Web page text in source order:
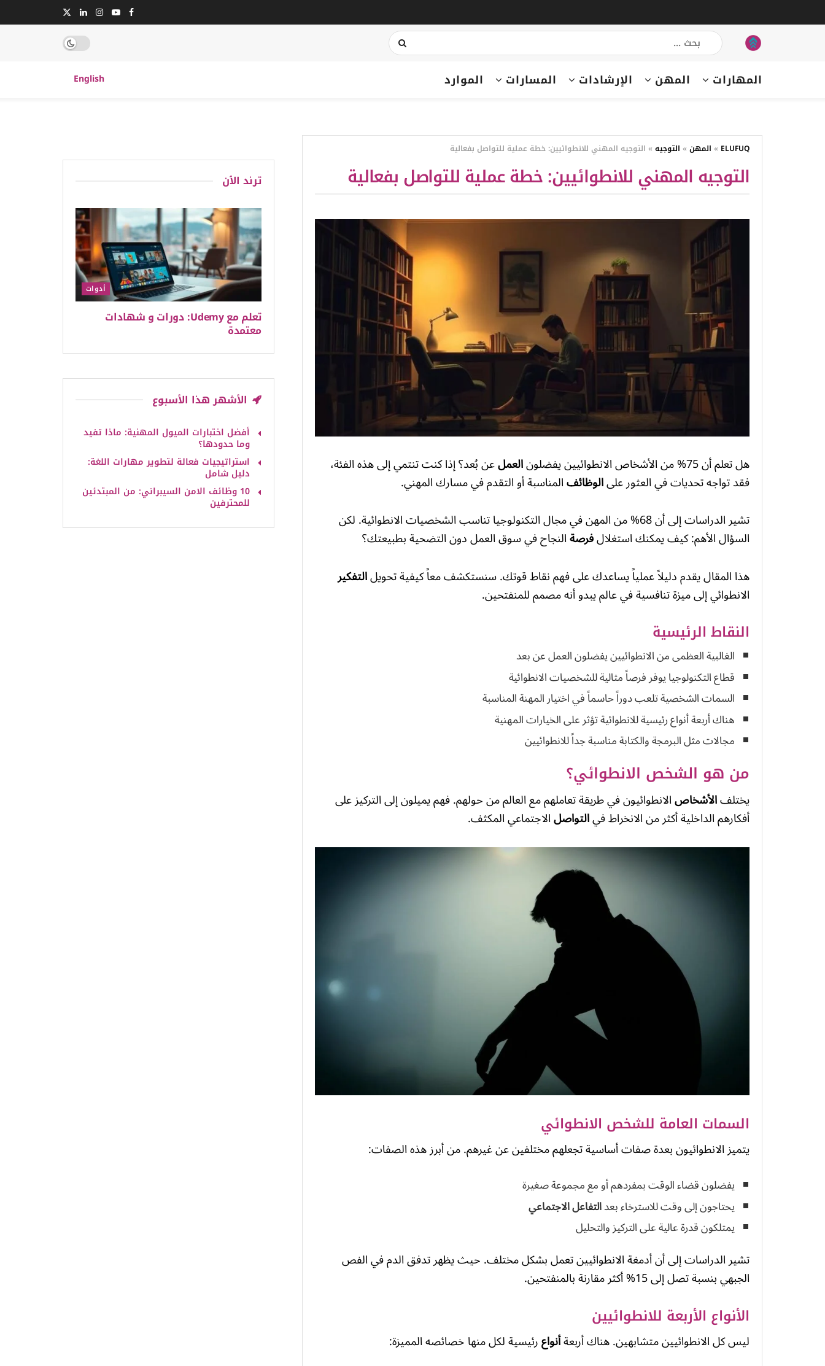
المهارات المهن الإرشادات المسارات الموارد English
ELUFUQ
» المهن » التوجيه » التوجيه المهني للانطوائيين: خطة عملية للتواصل بفعالية
التوجيه المهني للانطوائيين: خطة عملية للتواصل بفعالية
هل تعلم أن 75% من الأشخاص الانطوائيين يفضلون العملعن بُعد؟ إذا كنت تنتمي إلى هذه الفئة،
فقد تواجه تحديات في العثور علىالوظائفالمناسبة أو التقدم في مسارك المهني.
تشير الدراسات إلى أن 68% من المهن في مجال التكنولوجيا تناسب الشخصيات الانطوائية. لكن
السؤال الأهم: كيف يمكنك استغلالفرصةالنجاح في سوق العمل دون التضحية بطبيعتك؟
هذا المقال يقدم دليلاً عملياً يساعدك على فهم نقاط قوتك. سنستكشف معاً كيفية تحويلالتفكير
الانطوائي إلى ميزة تنافسية في عالم يبدو أنه مصمم للمنفتحين.
النقاط الرئيسية
الغالبية العظمى من الانطوائيين يفضلون العمل عن بعد
قطاع التكنولوجيا يوفر فرصاً مثالية للشخصيات الانطوائية
السمات الشخصية تلعب دوراً حاسماً في اختيار المهنة المناسبة
هناك أربعة أنواع رئيسية للانطوائية تؤثر على الخيارات المهنية
مجالات مثل البرمجة والكتابة مناسبة جداً للانطوائيين
من هو الشخص الانطوائي؟
يختلفالأشخاصالانطوائيون في طريقة تعاملهم مع العالم من حولهم. فهم يميلون إلى التركيز على
أفكارهم الداخلية أكثر من الانخراط فيالتواصلالاجتماعي المكثف.
السمات العامة للشخص الانطوائي
يتميز الانطوائيون بعدة صفات أساسية تجعلهم مختلفين عن غيرهم. من أبرز هذه الصفات:
يفضلون قضاء الوقت بمفردهم أو مع مجموعة صغيرة
يحتاجون إلى وقت للاسترخاء بعدالتفاعل الاجتماعي
يمتلكون قدرة عالية على التركيز والتحليل
تشير الدراسات إلى أن أدمغة الانطوائيين تعمل بشكل مختلف. حيث يظهر تدفق الدم في الفص
الجبهي بنسبة تصل إلى 15% أكثر مقارنة بالمنفتحين.
الأنواع الأربعة للانطوائيين
ليس كل الانطوائيين متشابهين. هناك أربعةأنواعرئيسية لكل منها خصائصه المميزة:
ترند الٱن
أدوات
تعلم مع Udemy: دورات و شهادات
معتمدة
الأشهر هذا الأسبوع
أفضل اختبارات الميول المهنية: ماذا تفيد
وما حدودها؟
استراتيجيات فعالة لتطوير مهارات اللغة:
دليل شامل
10 وظائف الامن السيبراني: من المبتدئين
للمحترفين